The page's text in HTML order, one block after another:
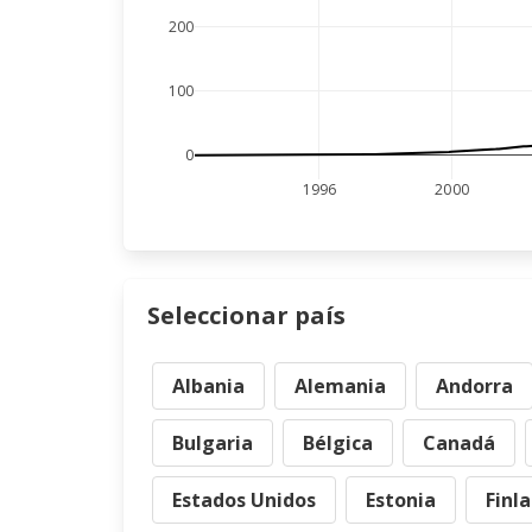
1996 2000
0
100
200
Seleccionar país
Albania Alemania Andorra
Bulgaria Bélgica Canadá
Estados Unidos Estonia